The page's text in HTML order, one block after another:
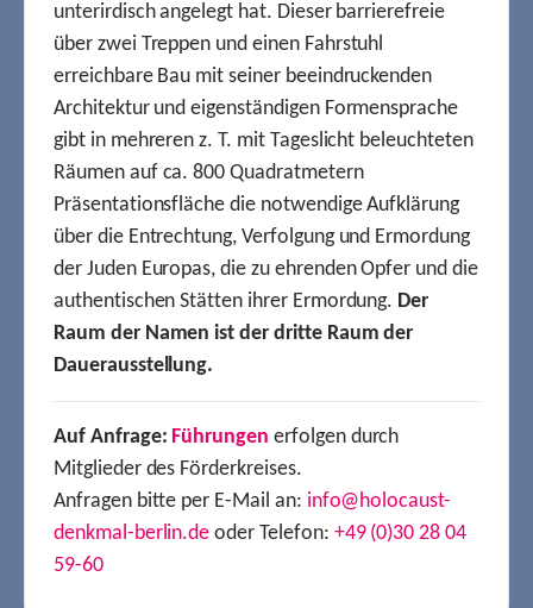
unterirdisch angelegt hat. Dieser barrierefreie
über zwei Treppen und einen Fahrstuhl
erreichbare Bau mit seiner beeindruckenden
Architektur und eigenständigen Formensprache
gibt in mehreren z. T. mit Tageslicht beleuchteten
Räumen auf ca. 800 Quadratmetern
Präsentationsfläche die notwendige Aufklärung
über die Entrechtung, Verfolgung und Ermordung
der Juden Europas, die zu ehrenden Opfer und die
authentischen Stätten ihrer Ermordung. Der
Raum der Namen ist der dritte Raum der
Dauerausstellung.
Auf Anfrage: Führungen erfolgen durch
Mitglieder des Förderkreises.
Anfragen bitte per E-Mail an: info@holocaust-
denkmal-berlin.de oder Telefon: +49 (0)30 28 04
59-60